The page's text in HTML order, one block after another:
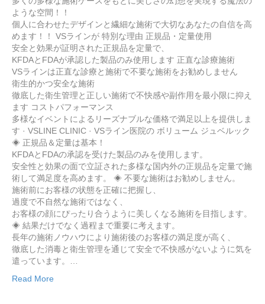
ような空間！！
個人に合わせたデザインと繊細な施術で大切なあなたの自信を高
めます！！ VSラインが 特別な理由 正規品・定量使用
安全と効果が証明された正規品を定量で、
KFDAとFDAが承認した製品のみ使用します 正直な診療施術
VSラインは正直な診療と施術で不要な施術をお勧めしません
衛生的かつ安全な施術
徹底した衛生管理と正しい施術で不快感や副作用を最小限に抑え
ます コストパフォーマンス
多様なイベントによるリーズナブルな価格で満足以上を提供しま
す · VSLINE CLINIC · VSライン医院の ボリューム ジュベルック
◈ 正規品＆定量は基本！
KFDAとFDAの承認を受けた製品のみを使用します。
安全性と効果の面で立証された多様な国内外の正規品を定量で施
術して満足度を高めます。 ◈ 不要な施術はお勧めしません。
施術前にお客様の状態を正確に把握し、
過度で不自然な施術ではなく、
お客様の顔にぴったり合うように美しくなる施術を目指します。
◈ 結果だけでなく過程まで重要に考えます。
長年の施術ノウハウにより施術後のお客様の満足度が高く、
徹底した消毒と衛生管理を通じて安全で不快感がないように気を
遣っています。…
Read More